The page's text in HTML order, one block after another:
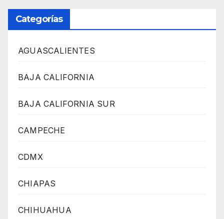
Categorías
AGUASCALIENTES
BAJA CALIFORNIA
BAJA CALIFORNIA SUR
CAMPECHE
CDMX
CHIAPAS
CHIHUAHUA